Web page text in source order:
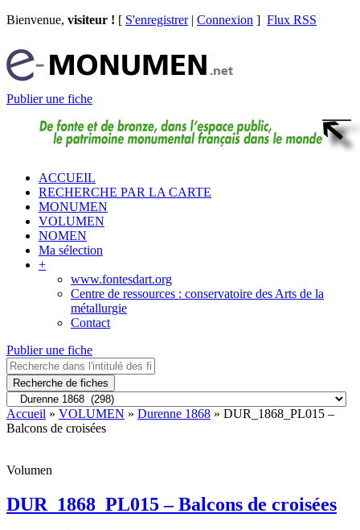
Bienvenue, visiteur ! [ S'enregistrer| Connexion ] Flux RSS
Publier une fiche
ACCUEIL
RECHERCHE PAR LA CARTE
MONUMEN
VOLUMEN
NOMEN
Ma sélection
+
www.fontesdart.org
Centre de ressources : conservatoire des Arts de la
métallurgie
Contact
Publier une fiche
Recherche de fiches
Accueil » VOLUMEN » Durenne 1868 » DUR_1868_PL015 –
Balcons de croisées
Volumen
DUR_1868_PL015 – Balcons de croisées